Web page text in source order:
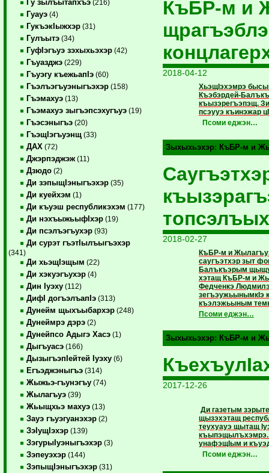
Гу зылъытапхъэ (216)
Гуауэ (4)
ГукъэкIыжхэр (31)
Гулъытэ (34)
ГуфIэгъуэ зэхыхьэхэр (42)
Гъуазджэ (229)
Гъуэгу къежьапIэ (60)
Гъэлъэгъуэныгъэхэр (158)
Гъэмахуэ (13)
Гъэмахуэ зыгъэпсэхугъуэ (19)
Гъэсэныгъэ (20)
ГъэщIэгъуэнщ (33)
ДАХ (72)
Джэрпэджэж (11)
Дзюдо (2)
Ди зэпыщIэныгъэхэр (35)
Ди куейхэм (1)
Ди къуэш республикэхэм (177)
Ди нэхъыжьыфIхэр (19)
Ди псэлъэгъухэр (93)
Ди сурэт гъэтIылъыгъэхэр
(341)
Ди хьэщIэщым (22)
Ди хэкуэгъухэр (4)
Дин Iуэху (112)
ДифI догъэлъапIэ (313)
Дунейм щыхъыбархэр (248)
Дунеймрэ дэрэ (2)
Дунейпсо Адыгэ Хасэ (1)
Дыгъуасэ (166)
ДызыгъэпIейтей Iуэху (6)
Егъэджэныгъэ (314)
Жыжьэ-гъунэгъу (74)
Жылагъуэ (39)
Жьыщхьэ махуэ (13)
Зауэ гъуэгуанэхэр (2)
ЗэIущIэхэр (139)
ЗэгурыIуэныгъэхэр (3)
Зэпеуэхэр (144)
ЗэпыщIэныгъэхэр (31)
КъБР-м и
2018-04-12
ХьэщIэхэмрэ
Къэбэрдей-
къызэрегъэпэщ.
псэууэ къинэжар
Псоми еджэн…
Зыхыхьэхэр: КъБР-м и
2018-02-27
КъБР-м и
саугъэтхэр зыт
Балъкъэрым щыщу
хэтащ КъБР-м и
Федченкэ
зегъэужьынымкIэ
къэлэжьыным
Псоми еджэн…
Зыхыхьэхэр: КъБР-м и
2017-12-26
Ди газетым
щызэхэтащ
теухуауэ щытащ
къыпэщылъхэмрэ.
унафэщIым и
Псоми еджэн…